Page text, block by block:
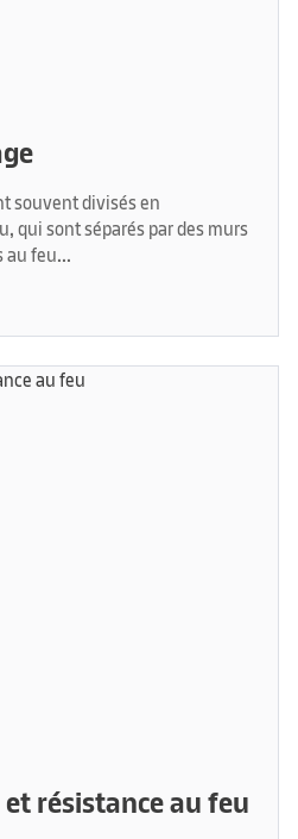
souvent divisés en
qui sont séparés par des murs
au feu...
résistance au feu